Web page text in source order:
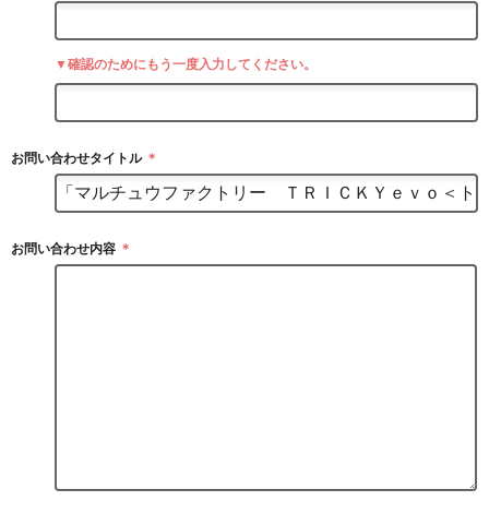
▼確認のためにもう一度入力してください。
お問い合わせタイトル ＊
お問い合わせ内容 ＊